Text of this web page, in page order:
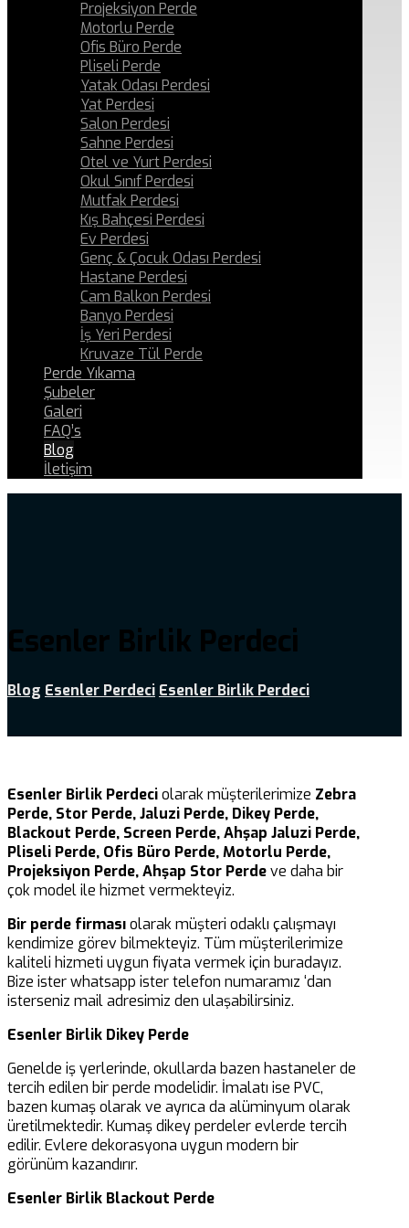
Projeksiyon Perde
Motorlu Perde
Ofis Büro Perde
Pliseli Perde
Yatak Odası Perdesi
Yat Perdesi
Salon Perdesi
Sahne Perdesi
Otel ve Yurt Perdesi
Okul Sınıf Perdesi
Mutfak Perdesi
Kış Bahçesi Perdesi
Ev Perdesi
Genç & Çocuk Odası Perdesi
Hastane Perdesi
Cam Balkon Perdesi
Banyo Perdesi
İş Yeri Perdesi
Kruvaze Tül Perde
Perde Yıkama
Şubeler
Galeri
FAQ’s
Blog
İletişim
Esenler Birlik Perdeci
Blog Esenler Perdeci Esenler Birlik Perdeci
Esenler Birlik Perdeciolarak müşterilerimize Zebra
Perde, Stor Perde, Jaluzi Perde, Dikey Perde,
Blackout Perde, Screen Perde, Ahşap Jaluzi Perde,
Pliseli Perde, Ofis Büro Perde, Motorlu Perde,
Projeksiyon Perde, Ahşap Stor Perdeve daha bir
çok model ile hizmet vermekteyiz.
Bir perde firmasıolarak müşteri odaklı çalışmayı
kendimize görev bilmekteyiz. Tüm müşterilerimize
kaliteli hizmeti uygun fiyata vermek için buradayız.
Bize ister whatsapp ister telefon numaramız ‘dan
isterseniz mail adresimiz den ulaşabilirsiniz.
Esenler Birlik Dikey Perde
Genelde iş yerlerinde, okullarda bazen hastaneler de
tercih edilen bir perde modelidir. İmalatı ise PVC,
bazen kumaş olarak ve ayrıca da alüminyum olarak
üretilmektedir. Kumaş dikey perdeler evlerde tercih
edilir. Evlere dekorasyona uygun modern bir
görünüm kazandırır.
Esenler Birlik Blackout Perde